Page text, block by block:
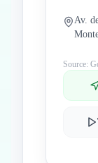
Av.
Source: